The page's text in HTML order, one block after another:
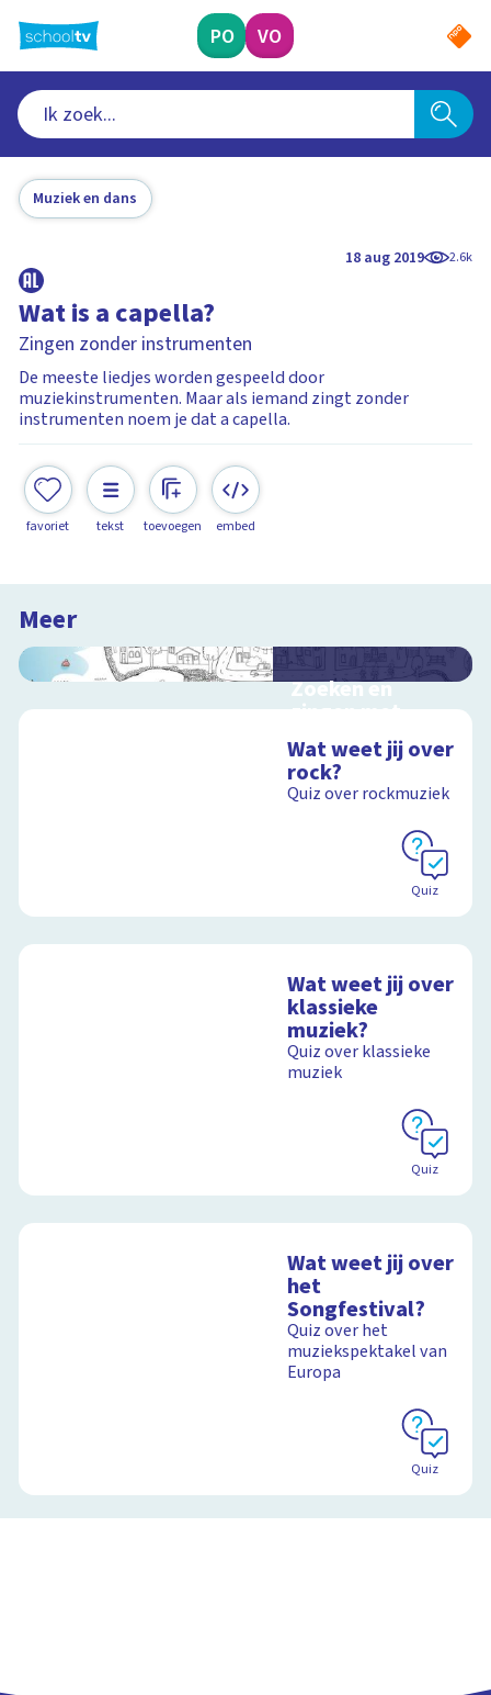
naar
hoofdinhoud
PO VO
Muziek en dans
18 aug 2019 2.6k
Wat is a capella?
Zingen zonder instrumenten
De meeste liedjes worden gespeeld door
muziekinstrumenten. Maar als iemand zingt zonder
instrumenten noem je dat a capella.
favoriet tekst toevoegen embed
Meer
Zoeken en
zingen met
Sesamstraat
Interactieve
schoolplaat met
kinderliedjes
Schoolplaat
Wat weet jij over
rock?
Quiz over rockmuziek
Quiz
Wat weet jij over
klassieke
muziek?
Quiz over klassieke
muziek
Quiz
Wat weet jij over
het
Songfestival?
Quiz over het
muziekspektakel van
Europa
Quiz